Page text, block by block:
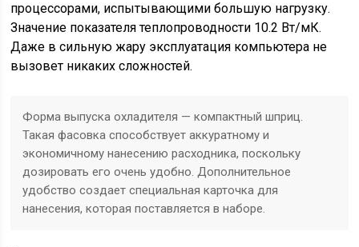
процессорами, испытывающими большую нагрузку.
Значение показателя теплопроводности 10.2 Вт/мК.
Даже в сильную жару эксплуатация компьютера не
вызовет никаких сложностей.
Форма выпуска охладителя — компактный шприц.
Такая фасовка способствует аккуратному и
экономичному нанесению расходника, поскольку
дозировать его очень удобно. Дополнительное
удобство создает специальная карточка для
нанесения, которая поставляется в наборе.